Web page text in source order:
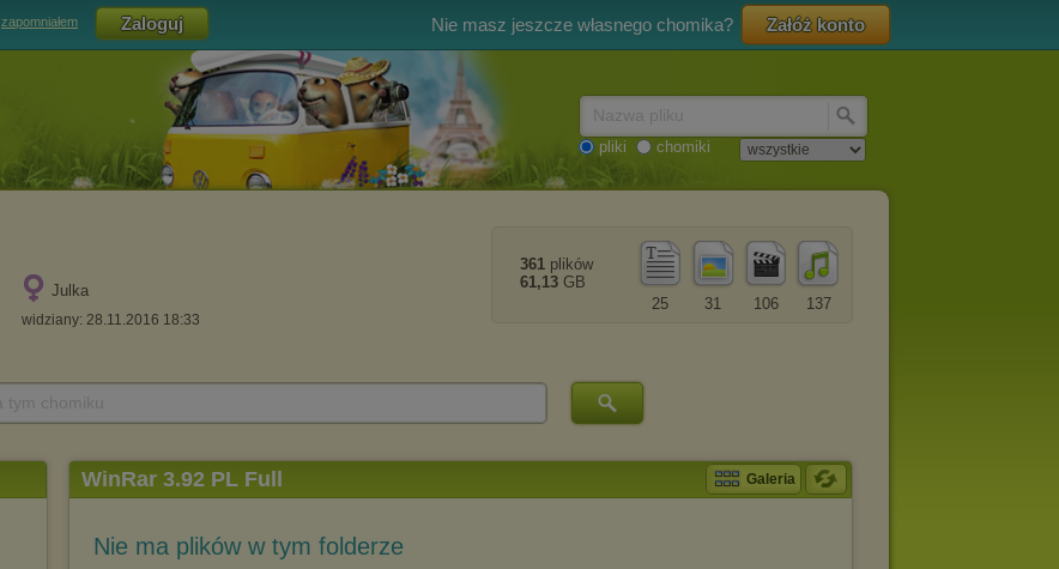
zapomniałem Nie masz jeszcze własnego chomika? Załóż konto
pliki chomiki
Julka
widziany: 28.11.2016 18:33
137
106
31
25
361 plików
61,13 GB
WinRar 3.92 PL Full Galeria
Nie ma plików w tym folderze